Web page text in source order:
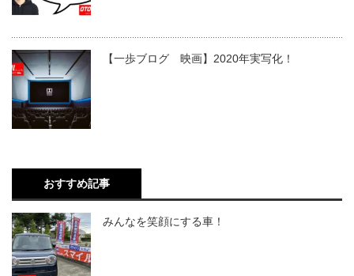
【一歩ブログ 映画】2020年実写化！
おすすめ記事
みんなを笑顔にする車！